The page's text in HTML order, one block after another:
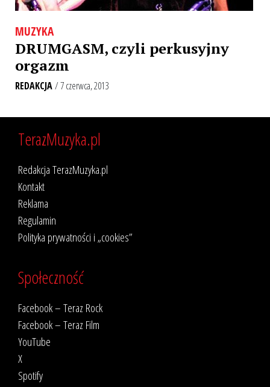
MUZYKA
DRUMGASM, czyli perkusyjny
orgazm
REDAKCJA/ 7 czerwca, 2013
TerazMuzyka.pl
Redakcja TerazMuzyka.pl
Kontakt
Reklama
Regulamin
Polityka prywatności i „cookies”
Społeczność
Facebook – Teraz Rock
Facebook – Teraz Film
YouTube
X
Spotify